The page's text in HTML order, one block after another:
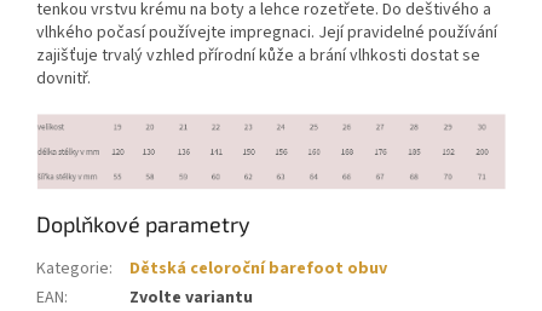
tenkou vrstvu krému na boty a lehce rozetřete. Do deštivého a
vlhkého počasí používejte impregnaci. Její pravidelné používání
zajišťuje trvalý vzhled přírodní kůže a brání vlhkosti dostat se
dovnitř.
Doplňkové parametry
Kategorie:
Dětská celoroční barefoot obuv
EAN:
Zvolte variantu